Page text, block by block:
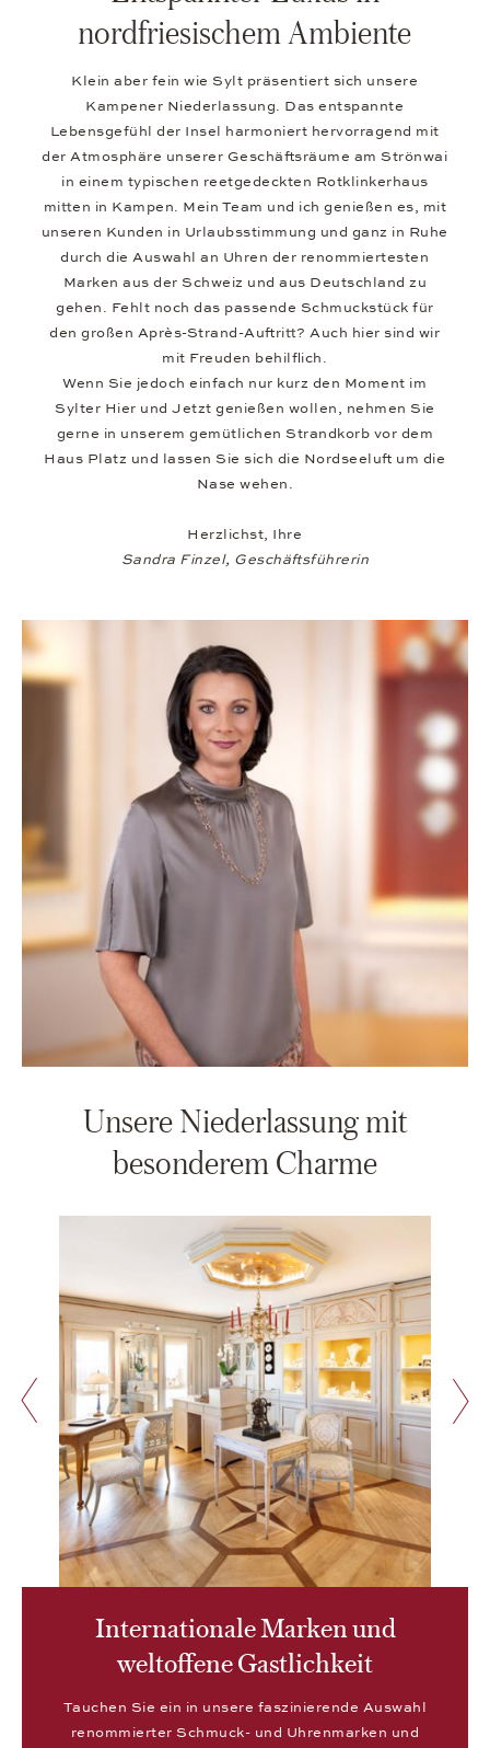
nordfriesischem Ambiente
Klein aber fein wie Sylt präsentiert sich unsere
Kampener Niederlassung. Das entspannte
Lebensgefühl der Insel harmoniert hervorragend mit
der Atmosphäre unserer Geschäftsräume am Strönwai
in einem typischen reetgedeckten Rotklinkerhaus
mitten in Kampen. Mein Team und ich genießen es, mit
unseren Kunden in Urlaubsstimmung und ganz in Ruhe
durch die Auswahl an Uhren der renommiertesten
Marken aus der Schweiz und aus Deutschland zu
gehen. Fehlt noch das passende Schmuckstück für
den großen Après-Strand-Auftritt? Auch hier sind wir
mit Freuden behilflich.
Wenn Sie jedoch einfach nur kurz den Moment im
Sylter Hier und Jetzt genießen wollen, nehmen Sie
gerne in unserem gemütlichen Strandkorb vor dem
Haus Platz und lassen Sie sich die Nordseeluft um die
Nase wehen.
Herzlichst, Ihre
Sandra Finzel, Geschäftsführerin
Unsere Niederlassung mit
besonderem Charme
vorherige Slide
nächste Slide
Internationale Marken und
weltoffene Gastlichkeit
Tauchen Sie ein in unsere faszinierende Auswahl
renommierter Schmuck- und Uhrenmarken und